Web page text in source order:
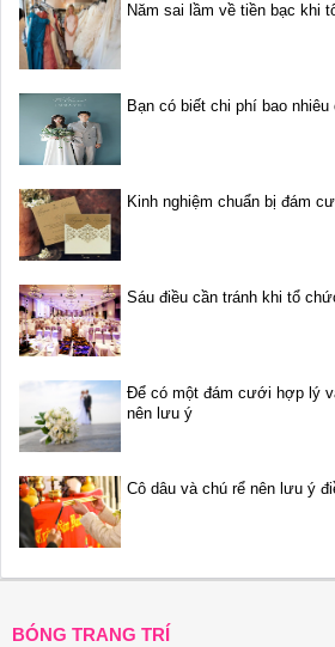
Năm sai lầm về tiền bạc khi
Bạn có biết chi phí bao
Kinh nghiệm chuẩn bị đám
Sáu điều cần tránh khi tổ
Để có một đám cưới hợp lý
nên lưu ý
Cô dâu và chú rể nên lưu ý
BÓNG TRANG TRÍ